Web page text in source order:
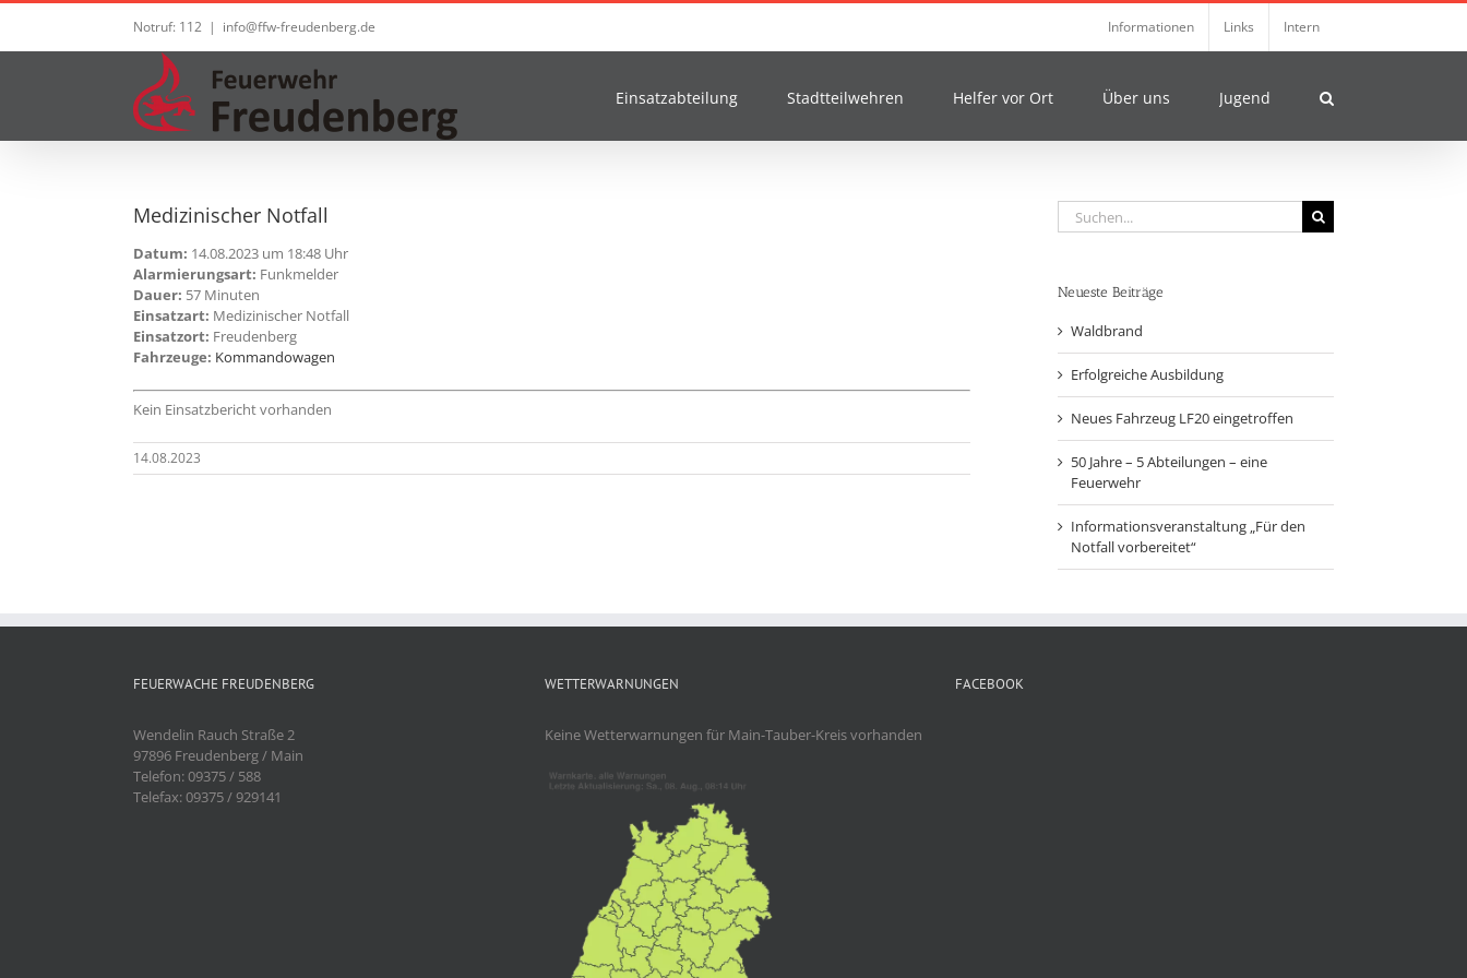
Zum
springen
Notruf: 112 | info@ffw-freudenberg.de Informationen Links Intern
Einsatzabteilung Stadtteilwehren Helfer vor Ort Über uns Jugend
Medizinischer Notfall
Datum: 14.08.2023 um 18:48 Uhr
Alarmierungsart: Funkmelder
Dauer: 57 Minuten
Einsatzart: Medizinischer Notfall
Einsatzort: Freudenberg
Fahrzeuge: Kommandowagen
Kein Einsatzbericht vorhanden
14.08.2023
Suche
nach:
Neueste Beiträge
Waldbrand
Erfolgreiche Ausbildung
Neues Fahrzeug LF20 eingetroffen
50 Jahre – 5 Abteilungen – eine
Feuerwehr
Informationsveranstaltung „Für den
Notfall vorbereitet“
FEUERWACHE FREUDENBERG
Wendelin Rauch Straße 2
97896 Freudenberg / Main
Telefon: 09375 / 588
Telefax: 09375 / 929141
WETTERWARNUNGEN
Keine Wetterwarnungen für Main-Tauber-Kreis vorhanden
FACEBOOK